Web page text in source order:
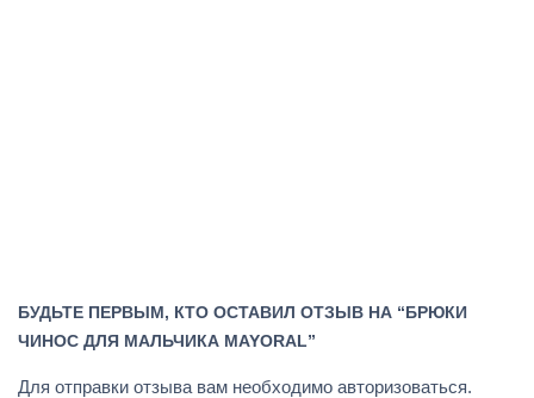
БУДЬТЕ ПЕРВЫМ, КТО ОСТАВИЛ ОТЗЫВ НА “БРЮКИ
ЧИНОС ДЛЯ МАЛЬЧИКА MAYORAL”
Для отправки отзыва вам необходимо авторизоваться.